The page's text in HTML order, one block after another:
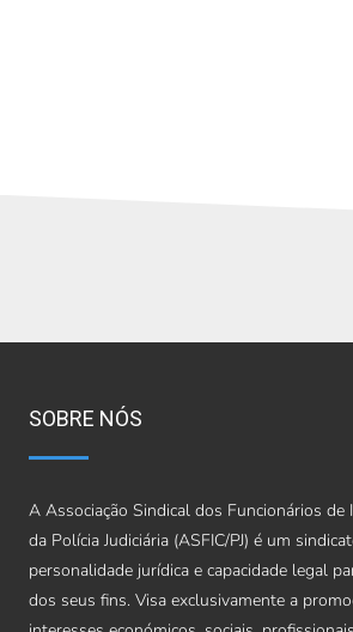
SOBRE NÓS
A Associação Sindical dos Funcionários de
da Polícia Judiciária (ASFIC/PJ) é um
personalidade jurídica e capacidade legal
dos seus fins. Visa exclusivamente a